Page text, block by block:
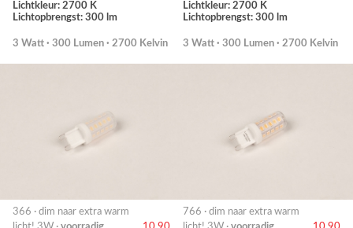
Lichtkleur: 2700 K
Lichtopbrengst: 300 lm
3 Watt · 300 Lumen · 2700 Kelvin
Lichtkleur: 2700 K
Lichtopbrengst: 300 lm
3 Watt · 300 Lumen · 2700 Kelvin
366 · dim naar extra warm
766 · dim naar extra warm